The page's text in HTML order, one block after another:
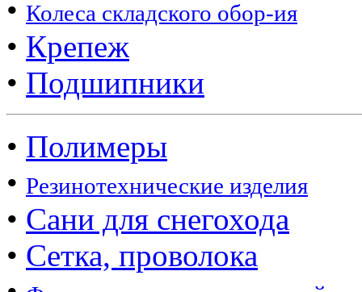
• Колеса складского обор-ия
• Крепеж
• Подшипники
• Полимеры
• Резинотехнические изделия
• Сани для снегохода
• Сетка, проволока